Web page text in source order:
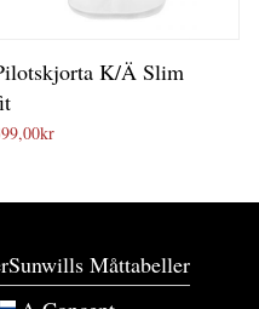
K/Ä Slim
kr
Sunwills Måttabeller